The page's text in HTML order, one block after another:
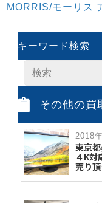
MORRIS/モーリス
キーワード検索
その他の買
2018
東京
４K対
売り頂